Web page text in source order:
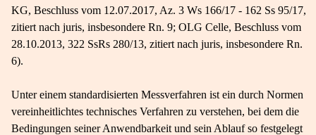
KG, Beschluss vom 12.07.2017, Az. 3 Ws 166/17 - 162 Ss 95/17,
zitiert nach juris, insbesondere Rn. 9; OLG Celle, Beschluss vom
28.10.2013, 322 SsRs 280/13, zitiert nach juris, insbesondere Rn.
6).
Unter einem standardisierten Messverfahren ist ein durch Normen
vereinheitlichtes technisches Verfahren zu verstehen, bei dem die
Bedingungen seiner Anwendbarkeit und sein Ablauf so festgelegt